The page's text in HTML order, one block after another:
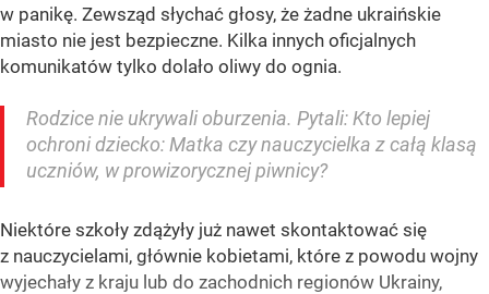
w panikę. Zewsząd słychać głosy, że żadne ukraińskie
miasto nie jest bezpieczne. Kilka innych oficjalnych
komunikatów tylko dolało oliwy do ognia.
Rodzice nie ukrywali oburzenia. Pytali: Kto lepiej
ochroni dziecko: Matka czy nauczycielka z całą klasą
uczniów, w prowizorycznej piwnicy?
Niektóre szkoły zdążyły już nawet skontaktować się
z nauczycielami, głównie kobietami, które z powodu wojny
wyjechały z kraju lub do zachodnich regionów Ukrainy,